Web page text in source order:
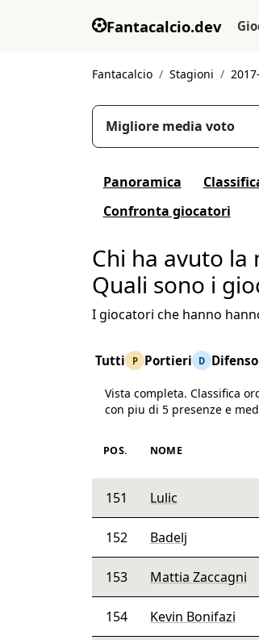
Fantacalcio.dev
Fantacalcio Stagioni
Migliore media voto
Panoramica
Confronta giocatori
Chi ha avuto
Quali sono i
I giocatori che hanno
Tutti P Portieri D
Vista completa. Classifica
con piu di 5 presenze e
POS. NOME
151 Lulic
152 Badelj
153 Mattia Zaccagni
154 Kevin Bonifazi